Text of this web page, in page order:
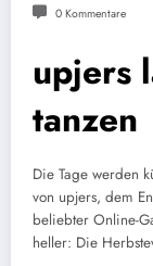
0 Kommentare
upjers
tanzen
Die Tage werden
von upjers, dem
beliebter Online-
heller: Die